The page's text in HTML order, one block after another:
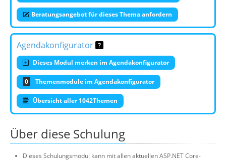
Beratungsangebot für dieses Thema anfordern
Agendakonfigurator
Dieses Modul merken im Agendakonfigurator
0 Themenmodule im Agendakonfigurator
Übersicht aller 1042Themen
Über diese Schulung
Dieses Schulungsmodul kann mit allen aktuellen ASP.NET Core-